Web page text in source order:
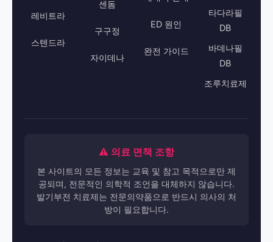
DB
타다라필
DB
바데나필
DB
⚠️ 의료 면책 조항
본 사이트의 모든 정보는 교육 및 참고 목적으로만 제
공되며, 전문적인 의학적 조언을 대체하지 않습니다.
발기부전 치료제는 전문의약품으로 반드시 의사의 처